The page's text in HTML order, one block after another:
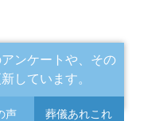
ンケートや、その
しています。
声 葬儀あれこれ